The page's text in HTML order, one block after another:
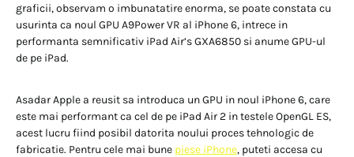
graficii, observam o imbunatatire enorma, se poate constata cu
usurinta ca noul GPU A9Power VR al iPhone 6, intrece in
performanta semnificativ iPad Air’s GXA6850 si anume GPU-ul
de pe iPad.
Asadar Apple a reusit sa introduca un GPU in noul iPhone 6, care
este mai performant ca cel de pe iPad Air 2 in testele OpenGL ES,
acest lucru fiind posibil datorita noului proces tehnologic de
fabricatie. Pentru cele mai bune piese iPhone, puteti accesa cu